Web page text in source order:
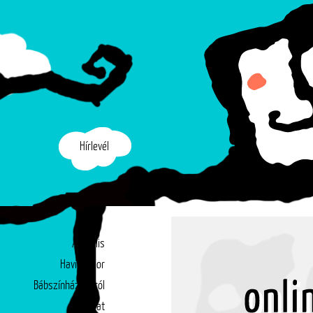
Hírlevél
Aktuális
Havi műsor
Bábszínházunkról
Társulat